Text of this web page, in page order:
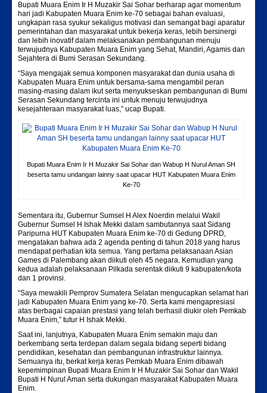
Bupati Muara Enim Ir H Muzakir Sai Sohar berharap agar momentum
hari jadi Kabupaten Muara Enim ke-70 sebagai bahan evaluasi,
ungkapan rasa syukur sekaligus motivasi dan semangat bagi aparatur
pemerintahan dan masyarakat untuk bekerja keras, lebih bersinergi
dan lebih inovatif dalam melaksanakan pembangunan menuju
terwujudnya Kabupaten Muara Enim yang Sehat, Mandiri, Agamis dan
Sejahtera di Bumi Serasan Sekundang.‬
“Saya mengajak semua komponen masyarakat dan dunia usaha di
Kabupaten Muara Enim untuk bersama-sama mengambil peran
masing-masing dalam ikut serta menyukseskan pembangunan di Bumi
Serasan Sekundang tercinta ini untuk menuju terwujudnya
kesejahteraan masyarakat luas,” ucap Bupati.
Bupati Muara Enim Ir H Muzakir Sai Sohar dan Wabup H Nurul Aman SH
beserta tamu undangan lainny saat upacar HUT Kabupaten Muara Enim
Ke-70
Sementara itu, Gubernur Sumsel H Alex Noerdin melalui Wakil
Gubernur Sumsel H Ishak Mekki dalam sambutannya saat Sidang
Paripurna HUT Kabupaten Muara Enim ke-70 di Gedung DPRD,
mengatakan bahwa ada 2 agenda penting di tahun 2018 yang harus
mendapat perhatian kita semua. Yang pertama pelaksanaan Asian
Games di Palembang akan diikuti oleh 45 negara. Kemudian yang
kedua adalah pelaksanaan Pilkada serentak diikuti 9 kabupaten/kota
dan 1 provinsi.
“Saya mewakili Pemprov Sumatera Selatan mengucapkan selamat hari
jadi Kabupaten Muara Enim yang ke-70. Serta kami mengapresiasi
atas berbagai capaian prestasi yang telah berhasil diukir oleh Pemkab
Muara Enim,” tutur H Ishak Mekki.‬
‪Saat ini, lanjutnya, Kabupaten Muara Enim semakin maju dan
berkembang serta terdepan dalam segala bidang seperti bidang
pendidikan, kesehatan dan pembangunan infrastruktur lainnya.
Semuanya itu, berkat kerja keras Pemkab Muara Enim dibawah
kepemimpinan Bupati Muara Enim Ir H Muzakir Sai Sohar dan Wakil
Bupati H Nurul Aman serta dukungan masyarakat Kabupaten Muara
Enim.‬